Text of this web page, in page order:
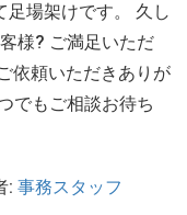
足場架けです。 久し
様? ご満足いただ
依頼いただきありが
でもご相談お待ち
: 事務スタッフ